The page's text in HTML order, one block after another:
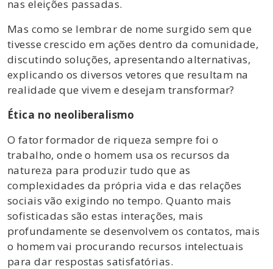
nas eleições passadas.
Mas como se lembrar de nome surgido sem que
tivesse crescido em ações dentro da comunidade,
discutindo soluções, apresentando alternativas,
explicando os diversos vetores que resultam na
realidade que vivem e desejam transformar?
Ética no neoliberalismo
O fator formador de riqueza sempre foi o
trabalho, onde o homem usa os recursos da
natureza para produzir tudo que as
complexidades da própria vida e das relações
sociais vão exigindo no tempo. Quanto mais
sofisticadas são estas interações, mais
profundamente se desenvolvem os contatos, mais
o homem vai procurando recursos intelectuais
para dar respostas satisfatórias.